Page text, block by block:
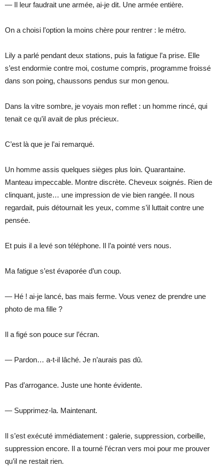
— Il leur faudrait une armée, ai-je dit. Une armée entière.
On a choisi l’option la moins chère pour rentrer : le métro.
Lily a parlé pendant deux stations, puis la fatigue l’a prise. Elle
s’est endormie contre moi, costume compris, programme froissé
dans son poing, chaussons pendus sur mon genou.
Dans la vitre sombre, je voyais mon reflet : un homme rincé, qui
tenait ce qu’il avait de plus précieux.
C’est là que je l’ai remarqué.
Un homme assis quelques sièges plus loin. Quarantaine.
Manteau impeccable. Montre discrète. Cheveux soignés. Rien de
clinquant, juste… une impression de vie bien rangée. Il nous
regardait, puis détournait les yeux, comme s’il luttait contre une
pensée.
Et puis il a levé son téléphone. Il l’a pointé vers nous.
Ma fatigue s’est évaporée d’un coup.
— Hé ! ai-je lancé, bas mais ferme. Vous venez de prendre une
photo de ma fille ?
Il a figé son pouce sur l’écran.
— Pardon… a-t-il lâché. Je n’aurais pas dû.
Pas d’arrogance. Juste une honte évidente.
— Supprimez-la. Maintenant.
Il s’est exécuté immédiatement : galerie, suppression, corbeille,
suppression encore. Il a tourné l’écran vers moi pour me prouver
qu’il ne restait rien.